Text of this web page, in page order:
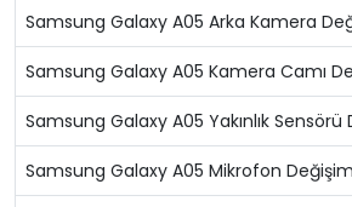
Samsung Galaxy A05 Arka Kamera
Samsung Galaxy A05 Kamera Camı
Samsung Galaxy A05 Yakınlık Sensörü
Samsung Galaxy A05 Mikrofon